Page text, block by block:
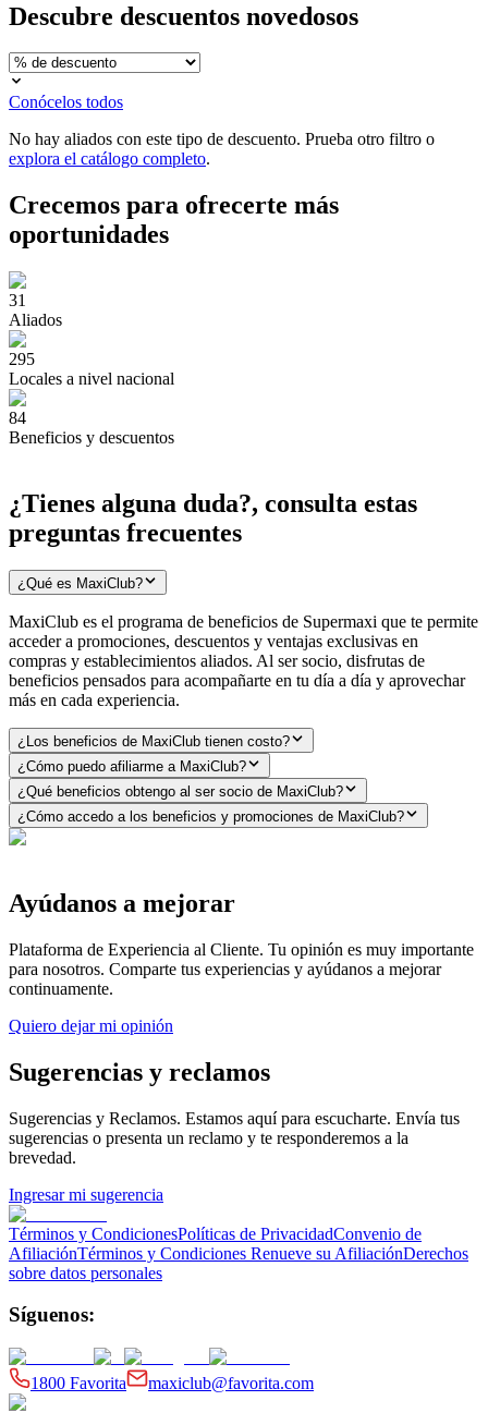
Descubre descuentos novedosos
Conócelos todos
No hay aliados con este tipo de descuento. Prueba otro filtro o
explora el catálogo completo.
Crecemos para ofrecerte más
oportunidades
31
Aliados
295
Locales a nivel nacional
84
Beneficios y descuentos
¿Tienes alguna duda?, consulta estas
preguntas frecuentes
¿Qué es MaxiClub?
MaxiClub es el programa de beneficios de Supermaxi que te permite
acceder a promociones, descuentos y ventajas exclusivas en
compras y establecimientos aliados. Al ser socio, disfrutas de
beneficios pensados para acompañarte en tu día a día y aprovechar
más en cada experiencia.
¿Los beneficios de MaxiClub tienen costo?
¿Cómo puedo afiliarme a MaxiClub?
¿Qué beneficios obtengo al ser socio de MaxiClub?
¿Cómo accedo a los beneficios y promociones de MaxiClub?
Ayúdanos a mejorar
Plataforma de Experiencia al Cliente. Tu opinión es muy importante
para nosotros. Comparte tus experiencias y ayúdanos a mejorar
continuamente.
Quiero dejar mi opinión
Sugerencias y reclamos
Sugerencias y Reclamos. Estamos aquí para escucharte. Envía tus
sugerencias o presenta un reclamo y te responderemos a la
brevedad.
Ingresar mi sugerencia
Términos y CondicionesPolíticas de PrivacidadConvenio de
AfiliaciónTérminos y Condiciones Renueve su AfiliaciónDerechos
sobre datos personales
Síguenos:
1800 Favorita maxiclub@favorita.com